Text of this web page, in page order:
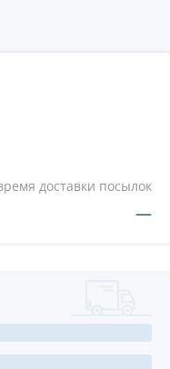
доставки посылок
—